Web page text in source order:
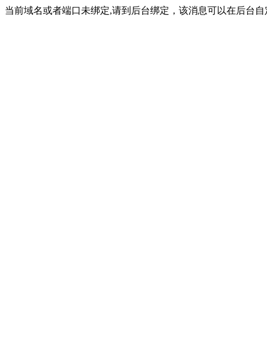
当前域名或者端口未绑定,请到后台绑定，该消息可以在后台自